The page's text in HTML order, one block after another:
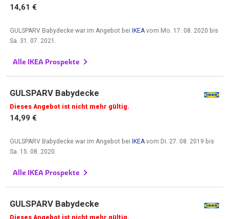
14,61 €
GULSPARV Babydecke war im Angebot beiIKEA vom Mo. 17. 08. 2020 bis
Sa. 31. 07. 2021
Alle IKEA Prospekte
GULSPARV Babydecke
Dieses Angebot ist nicht mehr gültig.
14,99 €
GULSPARV Babydecke war im Angebot beiIKEA vom Di. 27. 08. 2019 bis
Sa. 15. 08. 2020
Alle IKEA Prospekte
GULSPARV Babydecke
Dieses Angebot ist nicht mehr gültig.